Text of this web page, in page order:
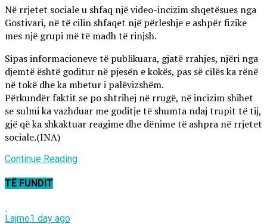
Në rrjetet sociale u shfaq një video-incizim shqetësues nga
Gostivari, në të cilin shfaqet një përleshje e ashpër fizike
mes një grupi më të madh të rinjsh.
Sipas informacioneve të publikuara, gjatë rrahjes, njëri nga
djemtë është goditur në pjesën e kokës, pas së cilës ka rënë
në tokë dhe ka mbetur i palëvizshëm.
Përkundër faktit se po shtrihej në rrugë, në incizim shihet
se sulmi ka vazhduar me goditje të shumta ndaj trupit të tij,
gjë që ka shkaktuar reagime dhe dënime të ashpra në rrjetet
sociale.(INA)
Continue Reading
TË FUNDIT
Lajme1 day ago